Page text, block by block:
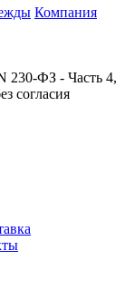
Компания
230-ФЗ - Часть 4,
согласия